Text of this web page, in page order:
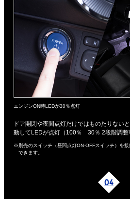
エンジンON時LEDが30％点灯
ドア開閉や夜間点灯だけではものたりない
動してLEDが点灯（100％ 30％ 2段階調整
※別売のスイッチ（昼間点灯ON-OFFスイッチ）を
できます。